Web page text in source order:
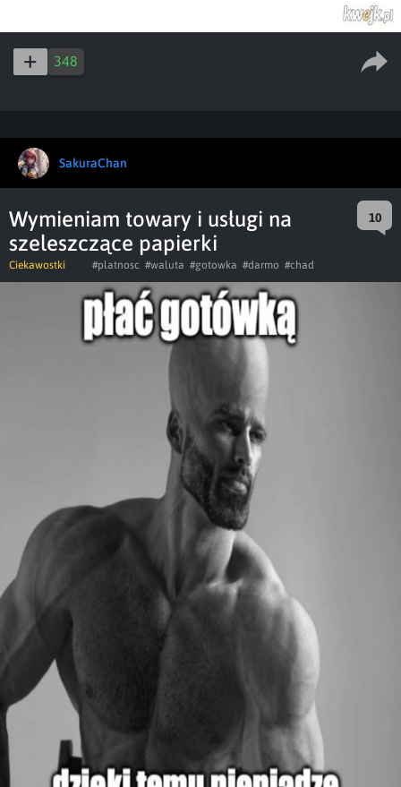
348
SakuraChan
Wymieniam towary i usługi na
szeleszczące papierki
10
Ciekawostki #platnosc #waluta #gotowka #darmo #chad